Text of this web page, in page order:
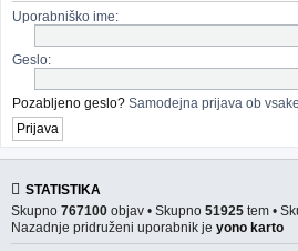
Uporabniško ime:
Geslo:
Pozabljeno geslo? Samodejna prijava ob
STATISTIKA
Skupno 767100 objav • Skupno 51925 tem •
Nazadnje pridruženi uporabnik je yono karto